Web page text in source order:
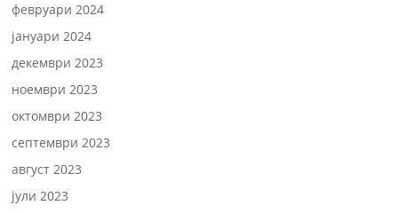
февруари 2024
јануари 2024
декември 2023
ноември 2023
октомври 2023
септември 2023
август 2023
јули 2023